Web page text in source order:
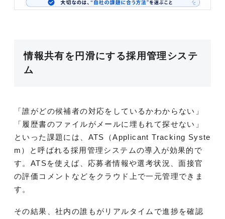
情報共有を円滑にする採用管理システ
ム
「誰がどの候補者の対応をしているかわからない」
「履歴書のファイルがメールに埋もれて探せない」
といった課題には、ATS（Applicant Tracking Syste
m）と呼ばれる採用管理システムの導入が効果的で
す。ATSを使えば、応募者情報や選考状況、面接官
の評価コメントなどをクラウド上で一元管理できま
す。
その結果、社内の誰もがリアルタイムで進捗を確認